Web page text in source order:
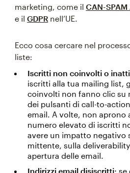
marketing, come il CAN-
e il GDPR nell’UE.
Ecco cosa cercare nel
liste:
Iscritti non coinvolti o
iscritti alla tua mailing list,
coinvolti non fanno clic su
dei pulsanti di call-to-
email. A volte, non aprono
numero elevato di iscritti
avere un impatto negativo
mittente, sulla
apertura delle email.
Indirizzi email disiscritti: se